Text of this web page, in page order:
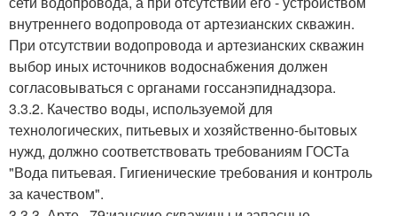
внутреннего водопровода от артезианских скважин.
При отсутствии водопровода и артезианских скважин
выбор иных источников водоснабжения должен
согласовываться с органами госсанэпиднадзора.
3.3.2. Качество воды, используемой для
технологических, питьевых и хозяйственно-бытовых
нужд, должно соответствовать требованиям ГОСТа
"Вода питьевая. Гигиенические требования и контроль
за качеством".